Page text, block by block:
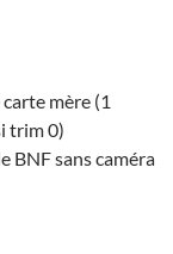
mère (1
trim 0)
BNF sans caméra